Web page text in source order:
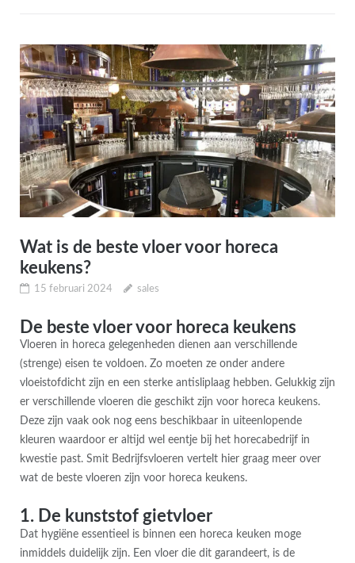
Wat is de beste vloer voor horeca
keukens?
15 februari 2024 sales
De beste vloer voor horeca keukens
Vloeren in horeca gelegenheden dienen aan verschillende
(strenge) eisen te voldoen. Zo moeten ze onder andere
vloeistofdicht zijn en een sterke antisliplaag hebben. Gelukkig zijn
er verschillende vloeren die geschikt zijn voor horeca keukens.
Deze zijn vaak ook nog eens beschikbaar in uiteenlopende
kleuren waardoor er altijd wel eentje bij het horecabedrijf in
kwestie past. Smit Bedrijfsvloeren vertelt hier graag meer over
wat de beste vloeren zijn voor horeca keukens.
1. De kunststof gietvloer
Dat hygiëne essentieel is binnen een horeca keuken moge
inmiddels duidelijk zijn. Een vloer die dit garandeert, is de